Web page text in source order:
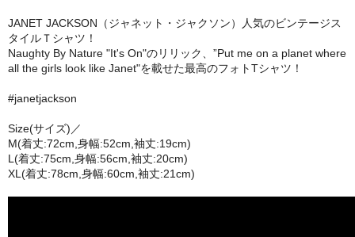
JANET JACKSON（ジャネット・ジャクソン）人気のビンテージス
タイルＴシャツ！
Naughty By Nature "It's On"のリリック、”Put me on a planet where
all the girls look like Janet"を載せた最高のフォトTシャツ！
#janetjackson
Size(サイズ)／
M(着丈:72cm,身幅:52cm,袖丈:19cm)
L(着丈:75cm,身幅:56cm,袖丈:20cm)
XL(着丈:78cm,身幅:60cm,袖丈:21cm)